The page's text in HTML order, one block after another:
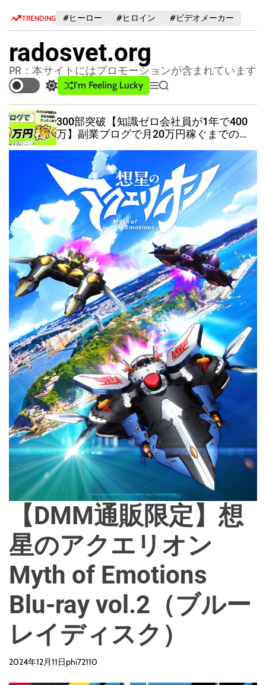
TRENDING #ヒーロー #ヒロイン #ビデオメーカー
radosvet.org
PR：本サイトにはプロモーションが含まれています
S
w
i
t
c
h
r
m
e
I'm Feeling Lucky
M
e
u
S
e
a
r
c
h
300部突破【知識ゼロ会社員が1年で400
万】副業ブログで月20万円稼ぐまでの全
【DMM通販限定】想
星のアクエリオン
Myth of Emotions
Blu-ray vol.2（ブルー
レイディスク）
2024年12月11日phi72110